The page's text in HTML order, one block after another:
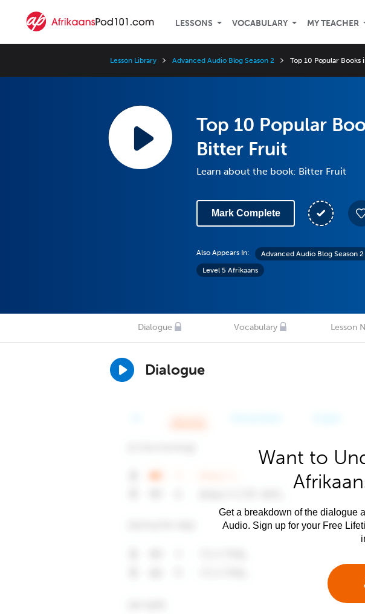
LESSONS VOCABULARY MY TEACHER
Lesson Library Advanced Audio Blog Season 2 Top 10 Popular
Top 10 Popular
Bitter Fruit
Learn about the book: Bitter Fruit
Mark Complete
Also Appears In: Advanced Audio Blog Season 2
Level 5 Afrikaans
Dialogue Vocabulary Lesson
Dialogue
Want to
Get a breakdown of the dialogue
Audio. Sign up for your Free